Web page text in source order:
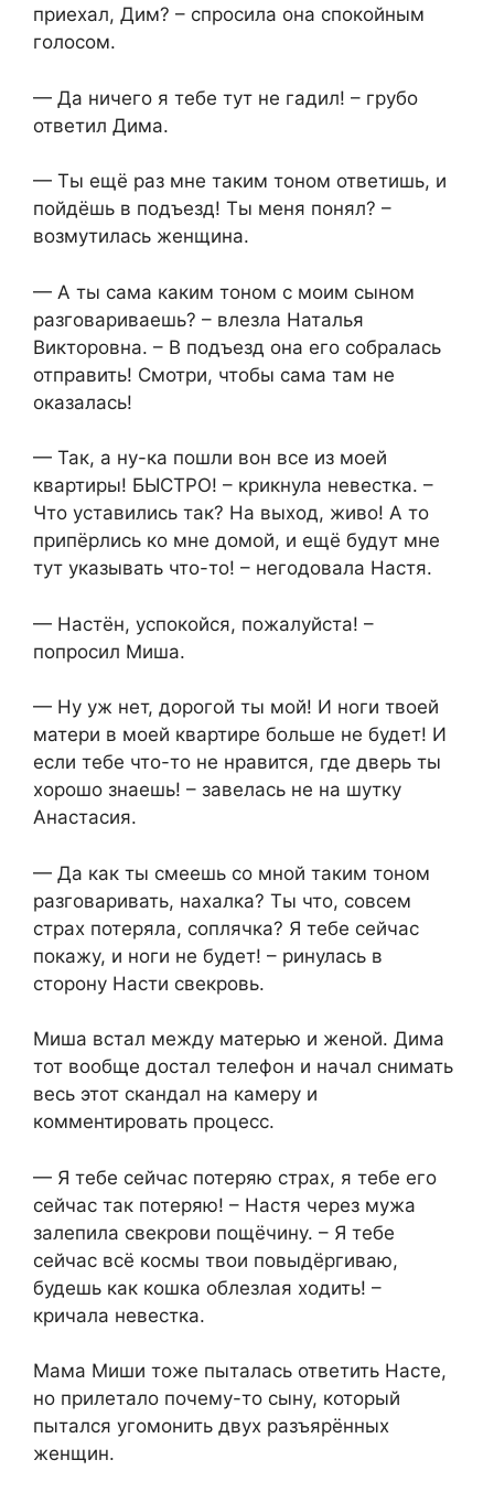
приехал, Дим? – спросила она спокойным
голосом.
— Да ничего я тебе тут не гадил! – грубо
ответил Дима.
— Ты ещё раз мне таким тоном ответишь, и
пойдёшь в подъезд! Ты меня понял? –
возмутилась женщина.
— А ты сама каким тоном с моим сыном
разговариваешь? – влезла Наталья
Викторовна. – В подъезд она его собралась
отправить! Смотри, чтобы сама там не
оказалась!
— Так, а ну-ка пошли вон все из моей
квартиры! БЫСТРО! – крикнула невестка. –
Что уставились так? На выход, живо! А то
припёрлись ко мне домой, и ещё будут мне
тут указывать что-то! – негодовала Настя.
— Настён, успокойся, пожалуйста! –
попросил Миша.
— Ну уж нет, дорогой ты мой! И ноги твоей
матери в моей квартире больше не будет! И
если тебе что-то не нравится, где дверь ты
хорошо знаешь! – завелась не на шутку
Анастасия.
— Да как ты смеешь со мной таким тоном
разговаривать, нахалка? Ты что, совсем
страх потеряла, соплячка? Я тебе сейчас
покажу, и ноги не будет! – ринулась в
сторону Насти свекровь.
Миша встал между матерью и женой. Дима
тот вообще достал телефон и начал снимать
весь этот скандал на камеру и
комментировать процесс.
— Я тебе сейчас потеряю страх, я тебе его
сейчас так потеряю! – Настя через мужа
залепила свекрови пощёчину. – Я тебе
сейчас всё космы твои повыдёргиваю,
будешь как кошка облезлая ходить! –
кричала невестка.
Мама Миши тоже пыталась ответить Насте,
но прилетало почему-то сыну, который
пытался угомонить двух разъярённых
женщин.